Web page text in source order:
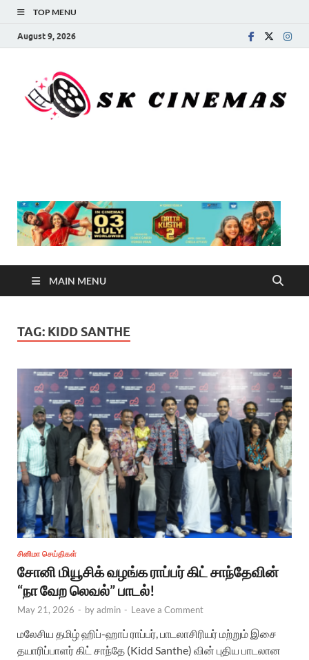
TOP MENU
August 9, 2026
MAIN MENU
TAG: KIDD SANTHE
சினிமா செய்திகள்
சோனி மியூசிக் வழங்க ராப்பர் கிட் சாந்தேவின்
“நா வேற லெவல்” பாடல்!
May 21, 2026 - byadmin - Leave a Comment
மலேசிய தமிழ் ஹிப்-ஹாப் ராப்பர், பாடலாசிரியர் மற்றும் இசை
தயாரிப்பாளர் கிட் சாந்தே (Kidd Santhe) வின் புதிய பாடலான